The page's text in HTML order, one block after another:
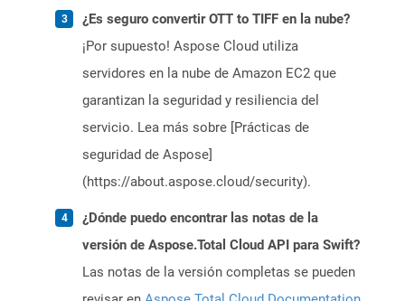
¿Es seguro convertir OTT to TIFF en la nube?
¡Por supuesto! Aspose Cloud utiliza
servidores en la nube de Amazon EC2 que
garantizan la seguridad y resiliencia del
servicio. Lea más sobre [Prácticas de
seguridad de Aspose]
(https://about.aspose.cloud/security).
¿Dónde puedo encontrar las notas de la
versión de Aspose.Total Cloud API para Swift?
Las notas de la versión completas se pueden